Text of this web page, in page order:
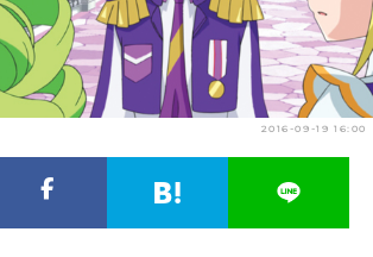
実写化映画一覧
覧
冬アニメ
2016-09-19 16:00